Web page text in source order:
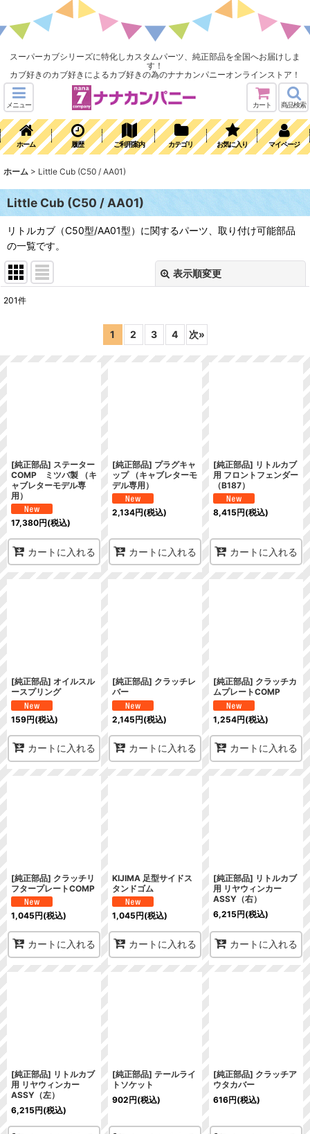
スーパーカブシリーズに特化しカスタムパーツ、純正部品を全国へお届けしま
す！
カブ好きのカブ好きによるカブ好きの為のナナカンパニーオンラインストア！
メニュー カート 商品検索
ホーム 履歴 ご利用案内 カテゴリ お気に入り マイページ
ホーム > Little Cub (C50 / AA01)
Little Cub (C50 / AA01)
リトルカブ（C50型/AA01型）に関するパーツ、取り付け可能部品
の一覧です。
表示順変更
201件
1 2 3 4 次»
[純正部品] ステーター
COMP ミツバ製 （キ
ャブレターモデル専
用）
17,380円(税込)
カートに入れる
[純正部品] プラグキャ
ップ （キャブレターモ
デル専用）
2,134円(税込)
カートに入れる
[純正部品] リトルカブ
用 フロントフェンダー
（B187）
8,415円(税込)
カートに入れる
[純正部品] オイルスル
ースプリング
159円(税込)
カートに入れる
[純正部品] クラッチレ
バー
2,145円(税込)
カートに入れる
[純正部品] クラッチカ
ムプレートCOMP
1,254円(税込)
カートに入れる
[純正部品] クラッチリ
フタープレートCOMP
1,045円(税込)
カートに入れる
KIJIMA 足型サイドス
タンドゴム
1,045円(税込)
カートに入れる
[純正部品] リトルカブ
用 リヤウィンカー
ASSY（右）
6,215円(税込)
カートに入れる
[純正部品] リトルカブ
用 リヤウィンカー
ASSY（左）
6,215円(税込)
[純正部品] テールライ
トソケット
902円(税込)
[純正部品] クラッチア
ウタカバー
616円(税込)